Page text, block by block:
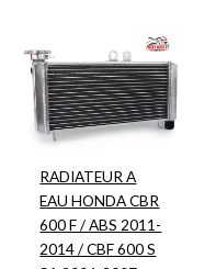
RADIATEUR A
EAU HONDA CBR
600 F / ABS 2011-
2014 / CBF 600 S